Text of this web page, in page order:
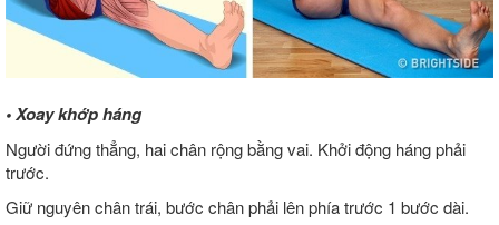
• Xoay khớp háng
Người đứng thẳng, hai chân rộng bằng vai. Khởi động háng phải
trước.
Giữ nguyên chân trái, bước chân phải lên phía trước 1 bước dài.